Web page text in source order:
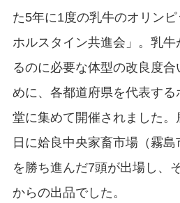
た5年に1度の乳牛のオリン
ホルスタイン共進会」。乳
るのに必要な体型の改良度
めに、各都道府県を代表す
堂に集めて開催されました
日に姶良中央家畜市場（霧
を勝ち進んだ7頭が出場し、
からの出品でした。